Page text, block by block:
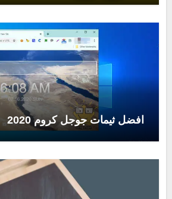
افضل ثيمات جوجل كروم 2020